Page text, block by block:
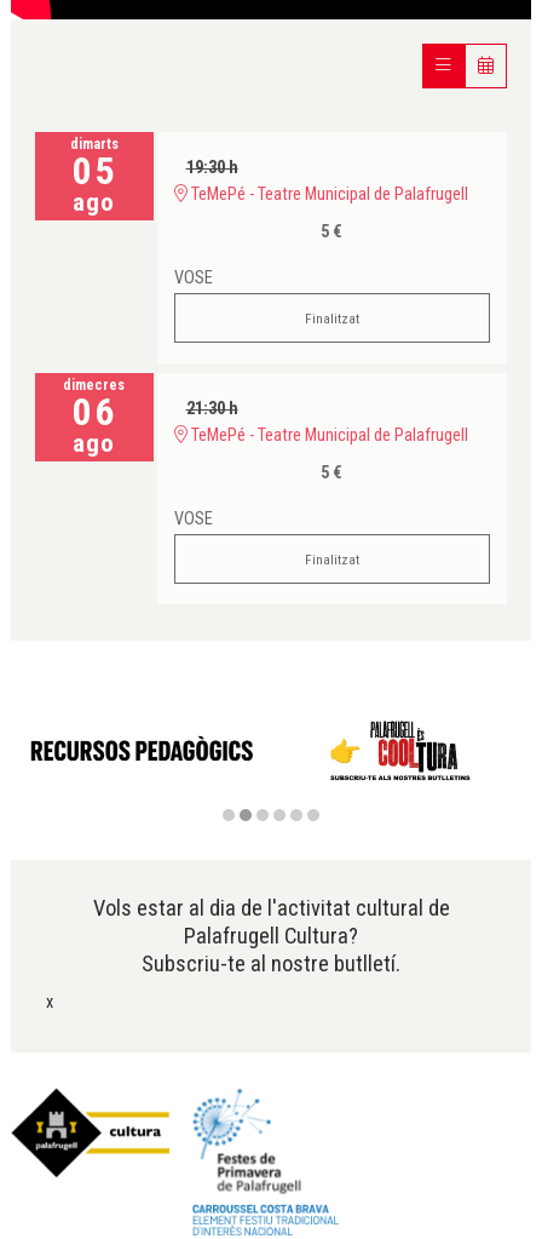
dimarts
05
ago
19:30 h
TeMePé - Teatre Municipal de Palafrugell
5 €
VOSE
Finalitzat
dimecres
06
ago
21:30 h
TeMePé - Teatre Municipal de Palafrugell
5 €
VOSE
Finalitzat
Vols estar al dia de l'activitat cultural de
Palafrugell Cultura?
Subscriu-te al nostre butlletí.
x